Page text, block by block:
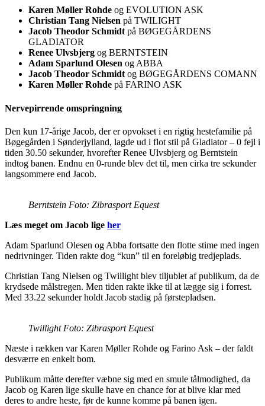
Karen Møller Rohde og EVOLUTION ASK
Christian Tang Nielsen på TWILIGHT
Jacob Theodor Schmidtpå BØGEGÅRDENS
GLADIATOR
Renee Ulvsbjerg og BERNTSTEIN
Adam Sparlund Olesen og ABBA
Jacob Theodor Schmidtog BØGEGÅRDENS COMANN
Karen Møller Rohde på FARINO ASK
Nervepirrende omspringning
Den kun 17-årige Jacob, der er opvokset i en rigtig hestefamilie på
Bøgegården i Sønderjylland, lagde ud i flot stil på Gladiator – 0 fejl i
tiden 30.50 sekunder, hvorefter Renee Ulvsbjerg og Berntstein
indtog banen. Endnu en 0-runde blev det til, men cirka tre sekunder
langsommere end Jacob.
Berntstein Foto: Zibrasport Equest
Læs meget om Jacob lige her
Adam Sparlund Olesen og Abba fortsatte den flotte stime med ingen
nedrivninger. Tiden rakte dog “kun” til en foreløbig tredjeplads.
Christian Tang Nielsen og Twillight blev tiljublet af publikum, da de
krydsede målstregen. Men tiden rakte ikke til at lægge sig i forrest.
Med 33.22 sekunder holdt Jacob stadig på førstepladsen.
Twillight Foto: Zibrasport Equest
Næste i rækken var Karen Møller Rohde og Farino Ask – der faldt
desværre en enkelt bom.
Publikum måtte derefter væbne sig med en smule tålmodighed, da
Jacob og Karen lige skulle have en chance for at blive klar med
deres to andre heste, før de kunne komme på banen igen.